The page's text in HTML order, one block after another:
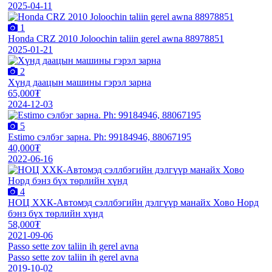
2025-04-11
1
Honda CRZ 2010 Joloochin taliin gerel awna 88978851
2025-01-21
2
Хүнд даацын машины гэрэл зарна
65,000₮
2024-12-03
5
Estimo сэлбэг зарна. Ph: 99184946, 88067195
40,000₮
2022-06-16
4
НОЦ ХХК-Автомэд сэллбэгийн дэлгүүр манайх Хово Норд
бэнз бүх төрлийн хүнд
58,000₮
2021-09-06
Passo sette zov taliin ih gerel avna
Passo sette zov taliin ih gerel avna
2019-10-02